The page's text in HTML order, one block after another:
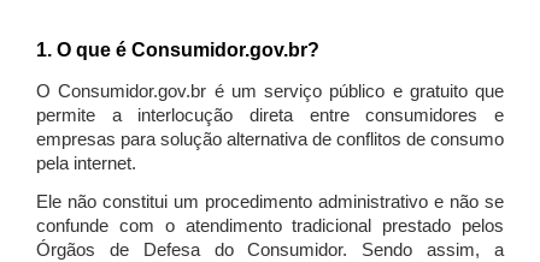
1. O que é Consumidor.gov.br?
O Consumidor.gov.br é um serviço público e gratuito que
permite a interlocução direta entre consumidores e
empresas para solução alternativa de conflitos de consumo
pela internet.
Ele não constitui um procedimento administrativo e não se
confunde com o atendimento tradicional prestado pelos
Órgãos de Defesa do Consumidor. Sendo assim, a